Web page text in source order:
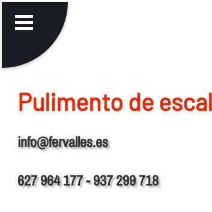
Pulimento de
info@fervalles.es
627 964 177 - 937 299 718